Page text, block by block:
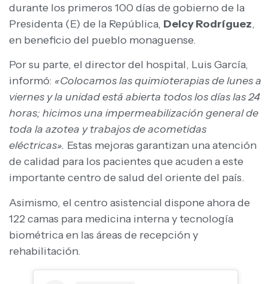
durante los primeros 100 días de gobierno de la
Presidenta (E) de la República, Delcy Rodríguez,
en beneficio del pueblo monaguense.
Por su parte, el director del hospital, Luis García,
informó: «Colocamos las quimioterapias de lunes a
viernes y la unidad está abierta todos los días las 24
horas; hicimos una impermeabilización general de
toda la azotea y trabajos de acometidas
eléctricas». Estas mejoras garantizan una atención
de calidad para los pacientes que acuden a este
importante centro de salud del oriente del país.
Asimismo, el centro asistencial dispone ahora de
122 camas para medicina interna y tecnología
biométrica en las áreas de recepción y
rehabilitación.